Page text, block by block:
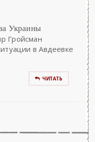
Украины
Гройсман
в Авдеевке
ЧИТАТЬ